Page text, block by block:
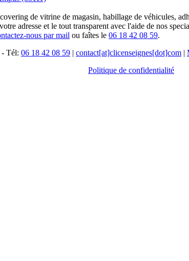
de vitrine de magasin, habillage de véhicules,
adresse et le tout transparent avec l'aide de nos
nous par mail ou faîtes le 06 18 42 08 59.
- Tél: 06 18 42 08 59 | contact[at]clicenseignes[dot]com |
Politique de confidentialité